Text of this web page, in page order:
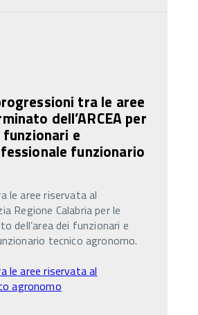
tra le aree
dell’ARCEA per
e
funzionario
le aree riservata al
Regione Calabria per le
dell’area dei funzionari e
tecnico agronomo.
le aree riservata al
agronomo